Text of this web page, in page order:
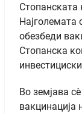
Стопанската
Најголемата
обезбеди
Стопанска
Во земјава
вакцинација